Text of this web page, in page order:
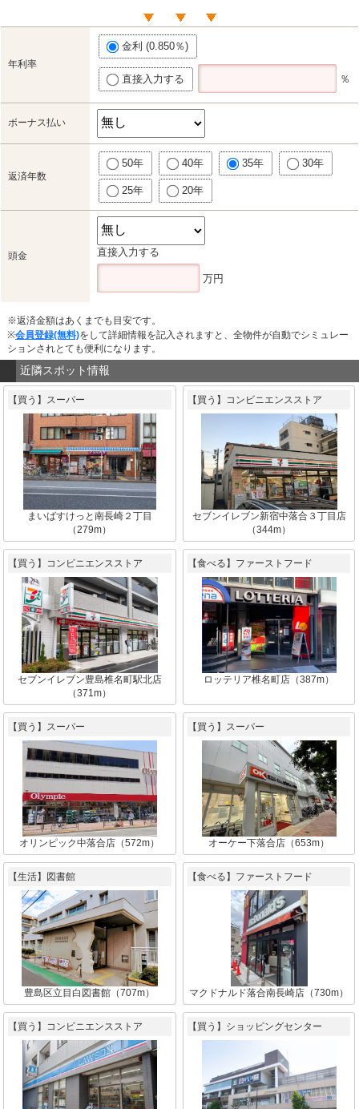
年利率
金利 (0.850％)
直接入力する ％
ボーナス払い
返済年数
50年 40年 35年 30年
25年 20年
頭金 直接入力する
万円
※返済金額はあくまでも目安です。
※会員登録(無料)をして詳細情報を記入されますと、全物件が自動でシミュレー
ションされとても便利になります。
近隣スポット情報
【買う】スーパー
まいばすけっと南長崎２丁目
（279m）
【買う】コンビニエンスストア
セブンイレブン新宿中落合３丁目店
（344m）
【買う】コンビニエンスストア
セブンイレブン豊島椎名町駅北店
（371m）
【食べる】ファーストフード
ロッテリア椎名町店（387m）
【買う】スーパー
オリンピック中落合店（572m）
【買う】スーパー
オーケー下落合店（653m）
【生活】図書館
豊島区立目白図書館（707m）
【食べる】ファーストフード
マクドナルド落合南長崎店（730m）
【買う】コンビニエンスストア 【買う】ショッピングセンター